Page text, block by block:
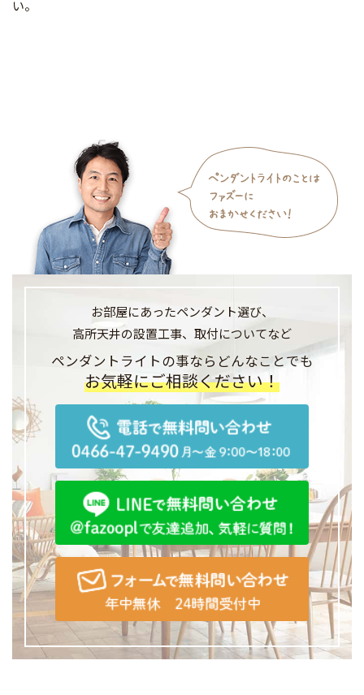
い。
お部屋にあったペンダント選び、
高所天井の設置工事、 取付についてなど
ペンダントライトの事なら どんなことでも
お気軽にご相談ください！